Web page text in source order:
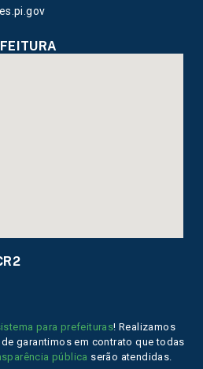
para prefeituras! Realizamos
garantimos em contrato que todas
pública serão atendidas.